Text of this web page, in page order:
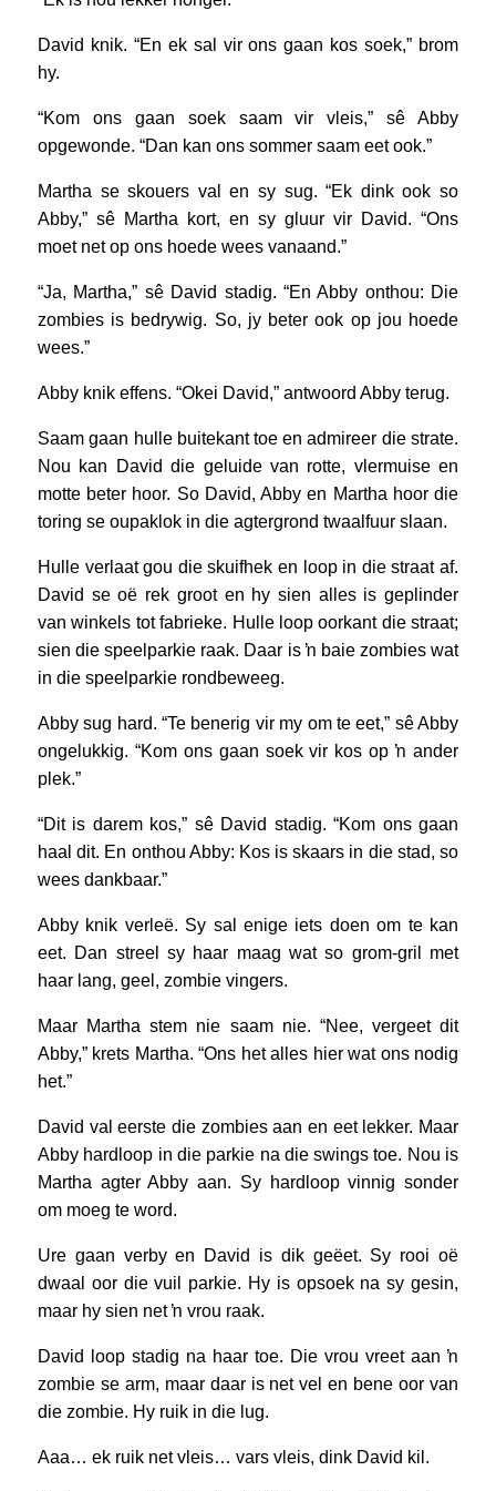
David knik. “En ek sal vir ons gaan kos soek,” brom
hy.
“Kom ons gaan soek saam vir vleis,” sê Abby
opgewonde. “Dan kan ons sommer saam eet ook.”
Martha se skouers val en sy sug. “Ek dink ook so
Abby,” sê Martha kort, en sy gluur vir David. “Ons
moet net op ons hoede wees vanaand.”
“Ja, Martha,” sê David stadig. “En Abby onthou: Die
zombies is bedrywig. So, jy beter ook op jou hoede
wees.”
Abby knik effens. “Okei David,” antwoord Abby terug.
Saam gaan hulle buitekant toe en admireer die strate.
Nou kan David die geluide van rotte, vlermuise en
motte beter hoor. So David, Abby en Martha hoor die
toring se oupaklok in die agtergrond twaalfuur slaan.
Hulle verlaat gou die skuifhek en loop in die straat af.
David se oë rek groot en hy sien alles is geplinder
van winkels tot fabrieke. Hulle loop oorkant die straat;
sien die speelparkie raak. Daar is ŉ baie zombies wat
in die speelparkie rondbeweeg.
Abby sug hard. “Te benerig vir my om te eet,” sê Abby
ongelukkig. “Kom ons gaan soek vir kos op ŉ ander
plek.”
“Dit is darem kos,” sê David stadig. “Kom ons gaan
haal dit. En onthou Abby: Kos is skaars in die stad, so
wees dankbaar.”
Abby knik verleë. Sy sal enige iets doen om te kan
eet. Dan streel sy haar maag wat so grom-gril met
haar lang, geel, zombie vingers.
Maar Martha stem nie saam nie. “Nee, vergeet dit
Abby,” krets Martha. “Ons het alles hier wat ons nodig
het.”
David val eerste die zombies aan en eet lekker. Maar
Abby hardloop in die parkie na die swings toe. Nou is
Martha agter Abby aan. Sy hardloop vinnig sonder
om moeg te word.
Ure gaan verby en David is dik geëet. Sy rooi oë
dwaal oor die vuil parkie. Hy is opsoek na sy gesin,
maar hy sien net ŉ vrou raak.
David loop stadig na haar toe. Die vrou vreet aan ŉ
zombie se arm, maar daar is net vel en bene oor van
die zombie. Hy ruik in die lug.
Aaa… ek ruik net vleis… vars vleis, dink David kil.